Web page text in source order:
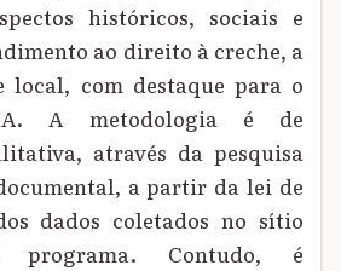
históricos, sociais e
ao direito à creche, a
local, com destaque para o
A metodologia é de
através da pesquisa
a partir da lei de
dados coletados no sítio
programa. Contudo, é